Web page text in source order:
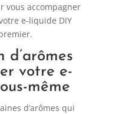
vous accompagner
e-liquide DIY
d’arômes
votre e-
même
d’arômes qui